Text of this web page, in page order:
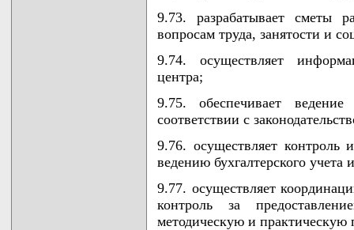
9.73. разрабатывает сметы
вопросам труда, занятости и
9.74. осуществляет
центра;
9.75. обеспечивает
соответствии с
9.76. осуществляет контроль
ведению бухгалтерского учета
9.77. осуществляет
контроль за
методическую и